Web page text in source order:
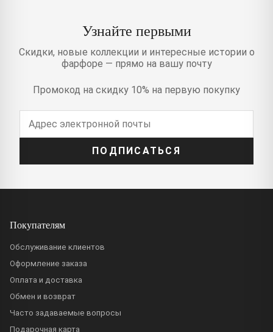
Узнайте первыми
Скидки, новые коллекции и интересные истории о
фарфоре — прямо на вашу почту
Промокод на скидку 10% на первую покупку
ПОДПИСАТЬСЯ
Покупателям
Обслуживание клиентов
Оформление заказа
Оплата и доставка
Обмен и возврат
Часто задаваемые вопросы
Подарочная карта